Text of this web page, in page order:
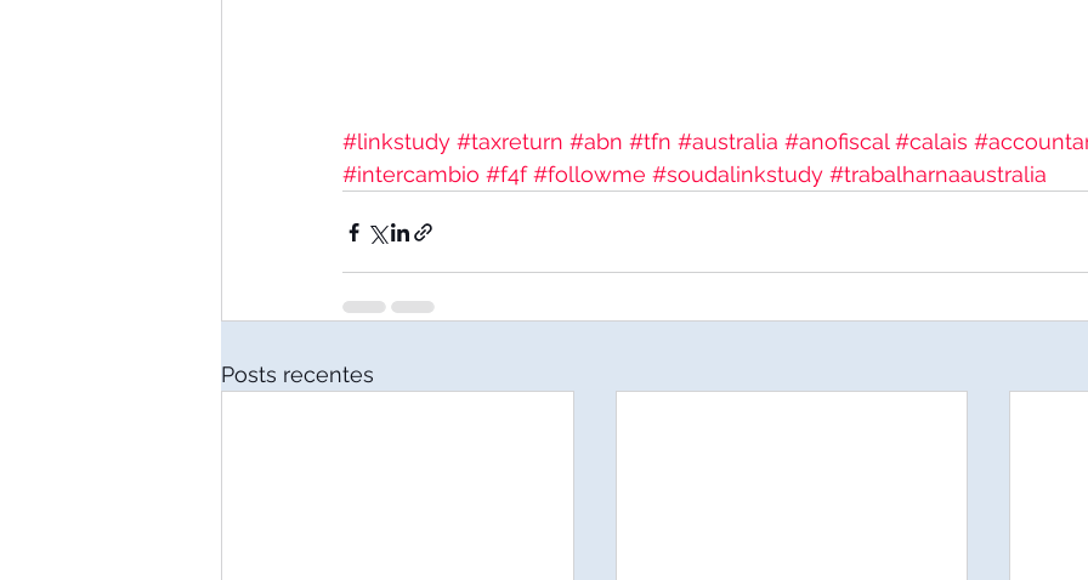
#linkstudy #taxreturn #abn #tfn #australia #anofiscal #calais
#intercambio #f4f #followme #soudalinkstudy #trabalharnaaustralia
Posts recentes